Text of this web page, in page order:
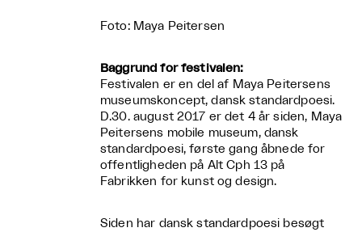
Foto: Maya Peitersen
Baggrund for festivalen:
Festivalen er en del af Maya Peitersens
museumskoncept, dansk standardpoesi.
D.30. august 2017 er det 4 år siden, Maya
Peitersens mobile museum, dansk
standardpoesi, første gang åbnede for
offentligheden på Alt Cph 13 på
Fabrikken for kunst og design.
Siden har dansk standardpoesi besøgt